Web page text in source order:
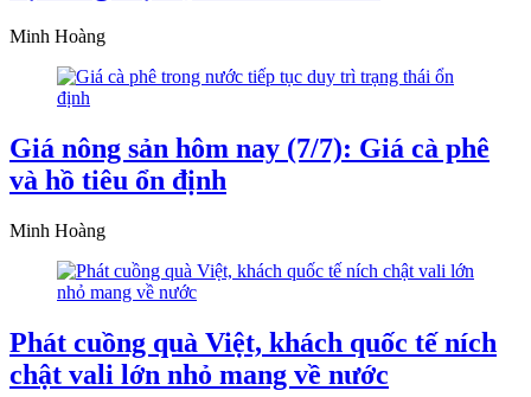
Minh Hoàng
Giá nông sản hôm nay (7/7): Giá cà phê
và hồ tiêu ổn định
Minh Hoàng
Phát cuồng quà Việt, khách quốc tế ních
chật vali lớn nhỏ mang về nước